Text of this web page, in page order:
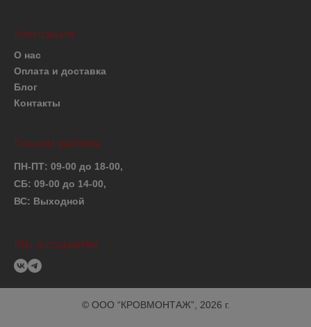
Компания
О нас
Оплата и доставка
Блог
Контакты
Режим работы
ПН-ПТ: 09-00 до 18-00,
СБ: 09-00 до 14-00,
ВС: Выходной
Мы в соцсетях
© ООО “КРОВМОНТАЖ”, 2026 г.